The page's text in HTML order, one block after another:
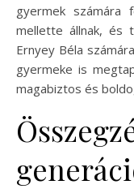
gyermek számára
mellette állnak, és
Ernyey Béla
gyermeke is
magabiztos és